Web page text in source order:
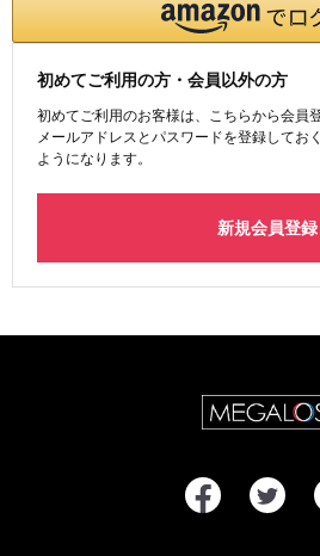
初めてご利用の方・会員以外の方
初めてご利用のお客様は、こちらから会員
メールアドレスとパスワードを登録してお
ようになります。